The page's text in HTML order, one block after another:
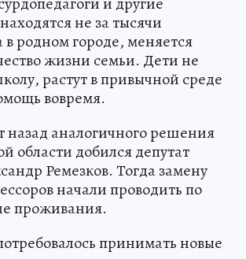
не за тысячи
в родном городе, меняется
жизни семьи. Дети не
растут в привычной среде
вовремя.
назад аналогичного решения
области добился депутат
Ремезков. Тогда замену
начали проводить по
проживания.
принимать новые